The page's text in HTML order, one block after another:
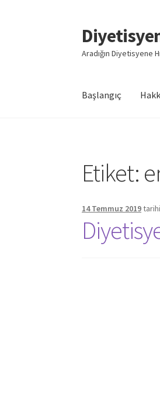
Dolaşıma
geç
İçeriğe
geç
Aradığın Diyetisyene
Başlangıç
Etiket:
14 Temmuz 2019